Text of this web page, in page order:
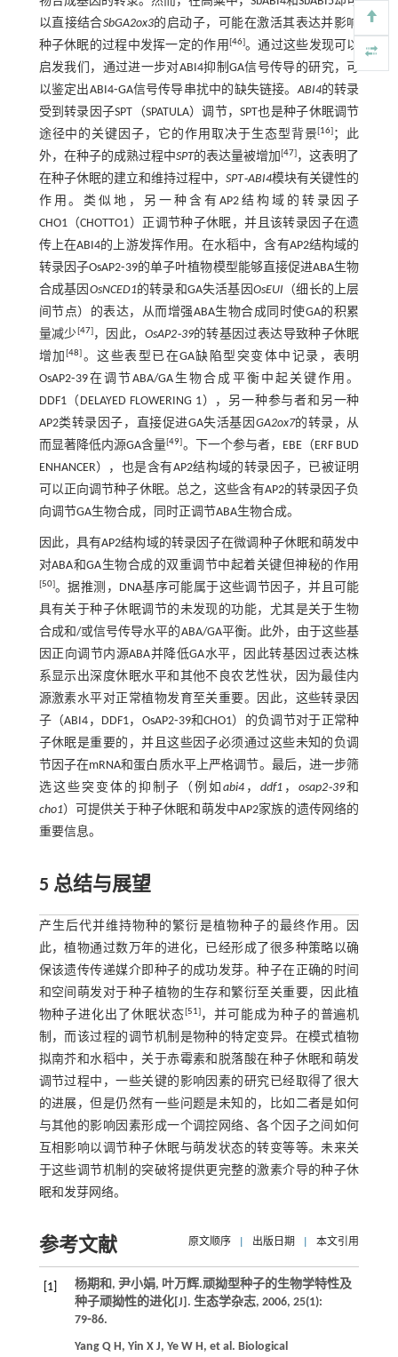
以直接结合SbGA2ox3的启动子，可能在激活其表达并影响
种子休眠的过程中发挥一定的作用 [46]。通过这些发现可以
启发我们，通过进一步对ABI4抑制GA信号传导的研究，可
以鉴定出ABI4⁃GA信号传导串扰中的缺失链接。ABI4的转录
受到转录因子SPT（SPATULA）调节，SPT也是种子休眠调节
途径中的关键因子，它的作用取决于生态型背景[16] ；此
外，在种子的成熟过程中SPT的表达量被增加[47] ，这表明了
在种子休眠的建立和维持过程中，SPT⁃ABI4模块有关键性的
作用。类似地，另一种含有AP2结构域的转录因子
CHO1（CHOTTO1）正调节种子休眠，并且该转录因子在遗
传上在ABI4的上游发挥作用。在水稻中，含有AP2结构域的
转录因子OsAP2⁃39的单子叶植物模型能够直接促进ABA生物
合成基因 OsNCED1的转录和GA失活基因OsEUI （细长的上层
间节点）的表达，从而增强ABA生物合成同时使GA的积累
量减少[47]，因此， OsAP2⁃39的转基因过表达导致种子休眠
增加[48] 。这些表型已在GA缺陷型突变体中记录，表明
OsAP2⁃39在调节ABA/GA生物合成平衡中起关键作用。
DDF1（DELAYED FLOWERING 1），另一种参与者和另一种
AP2类转录因子，直接促进GA失活基因 GA2ox7的转录，从
而显著降低内源GA含量[49]。下一个参与者，EBE（ERF BUD
ENHANCER），也是含有AP2结构域的转录因子，已被证明
可以正向调节种子休眠。总之，这些含有AP2的转录因子负
向调节GA生物合成，同时正调节ABA生物合成。
因此，具有AP2结构域的转录因子在微调种子休眠和萌发中
对ABA和GA生物合成的双重调节中起着关键但神秘的作用
[50]。据推测，DNA基序可能属于这些调节因子，并且可能
具有关于种子休眠调节的未发现的功能，尤其是关于生物
合成和/或信号传导水平的ABA/GA平衡。此外，由于这些基
因正向调节内源ABA并降低GA水平，因此转基因过表达株
系显示出深度休眠水平和其他不良农艺性状，因为最佳内
源激素水平对正常植物发育至关重要。因此，这些转录因
子（ABI4，DDF1，OsAP2⁃39和CHO1）的负调节对于正常种
子休眠是重要的，并且这些因子必须通过这些未知的负调
节因子在mRNA和蛋白质水平上严格调节。最后，进一步筛
选这些突变体的抑制子（例如abi4 ，ddf1 ，osap2⁃39和
cho1）可提供关于种子休眠和萌发中AP2家族的遗传网络的
重要信息。
5 总结与展望
产生后代并维持物种的繁衍是植物种子的最终作用。因
此，植物通过数万年的进化，已经形成了很多种策略以确
保该遗传传递媒介即种子的成功发芽。种子在正确的时间
和空间萌发对于种子植物的生存和繁衍至关重要，因此植
物种子进化出了休眠状态[51]，并可能成为种子的普遍机
制，而该过程的调节机制是物种的特定变异。在模式植物
拟南芥和水稻中，关于赤霉素和脱落酸在种子休眠和萌发
调节过程中，一些关键的影响因素的研究已经取得了很大
的进展，但是仍然有一些问题是未知的，比如二者是如何
与其他的影响因素形成一个调控网络、各个因子之间如何
互相影响以调节种子休眠与萌发状态的转变等等。未来关
于这些调节机制的突破将提供更完整的激素介导的种子休
眠和发芽网络。
参考文献 原文顺序 出版日期 本文引用
[1]
杨期和, 尹小娟, 叶万辉.顽拗型种子的生物学特性及
种子顽拗性的进化[J]. 生态学杂志, 2006, 25(1):
79⁃86.
Yang Q H, Yin X J, Ye W H, et al. Biological